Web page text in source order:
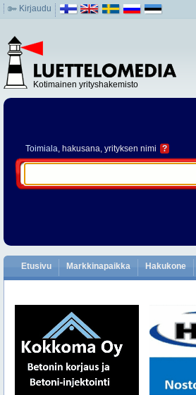
Kirjaudu
Kotimainen yrityshakemisto
Toimiala, hakusana, yrityksen nimi ?
Etusivu Markkinapaikka Hakukone